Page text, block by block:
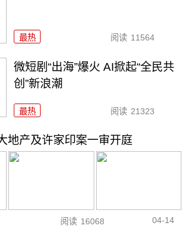
最热 阅读 11564
微短剧“出海”爆火 AI掀起“全民共
创”新浪潮
最热 阅读 21323
地产及许家印案一审开庭
阅读 16068 04-14